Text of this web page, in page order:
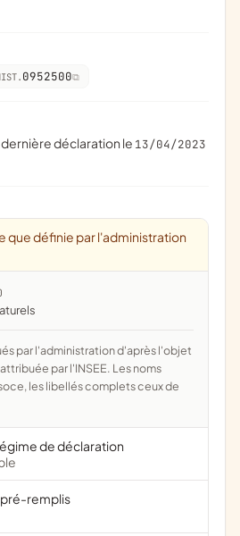
0952500
dernière déclaration le 13/04/2023
que définie par l'administration
par l'INSEE. Les noms
les libellés complets ceux de
de déclaration
pré-remplis